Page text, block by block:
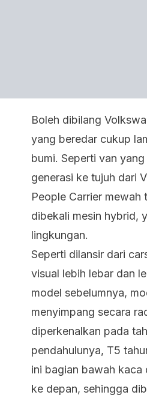
Boleh dibilang
yang beredar cukup
bumi. Seperti van
generasi ke tujuh dari
People Carrier mewah
dibekali mesin hybrid,
lingkungan.
Seperti dilansir dari
visual lebih lebar dan
model sebelumnya,
menyimpang secara
diperkenalkan pada
pendahulunya, T5
ini bagian bawah kaca
ke depan, sehingga